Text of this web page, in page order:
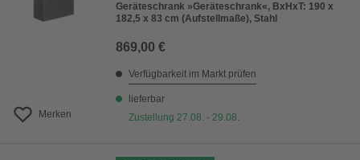
Merken
Geräteschrank »Geräteschrank«, BxHxT: 190 x
182,5 x 83 cm (Aufstellmaße), Stahl
869,00 €
Verfügbarkeit im Markt prüfen
lieferbar
Zustellung 27.08. - 29.08.